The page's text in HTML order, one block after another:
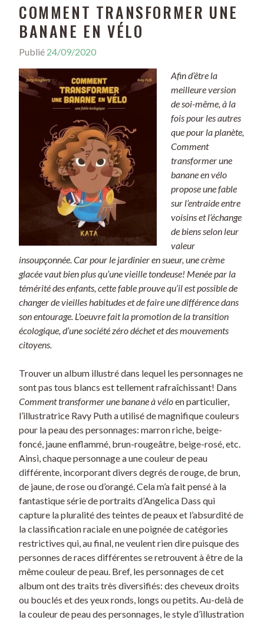
COMMENT TRANSFORMER UNE
BANANE EN VÉLO
Publié 24/09/2020
Afin d’être la
meilleure version
de soi-même, à la
fois pour les autres
que pour la planète,
Comment
transformer une
banane en vélo
propose une fable
sur l’entraide entre
voisins et l’échange
de biens selon leur
valeur
insoupçonnée. Car pour le jardinier en sueur, une crème
glacée vaut bien plus qu’une vieille tondeuse! Menée par la
témérité des enfants, cette fable prouve qu’il est possible de
changer de vieilles habitudes et de faire une différence dans
son entourage. L’oeuvre fait la promotion de la transition
écologique, d’une société zéro déchet et des mouvements
citoyens.
Trouver un album illustré dans lequel les personnages ne
sont pas tous blancs est tellement rafraîchissant! Dans
Comment transformer une banane à véloen particulier,
l’illustratrice Ravy Puth a utilisé de magnifique couleurs
pour la peau des personnages: marron riche, beige-
foncé, jaune enflammé, brun-rougeâtre, beige-rosé, etc.
Ainsi, chaque personnage a une couleur de peau
différente, incorporant divers degrés de rouge, de brun,
de jaune, de rose ou d’orangé. Cela m’a fait pensé à la
fantastique série de portraits d’Angelica Dass qui
capture la pluralité des teintes de peaux et l’absurdité de
la classification raciale en une poignée de catégories
restrictives qui, au final, ne veulent rien dire puisque des
personnes de races différentes se retrouvent à être de la
même couleur de peau. Bref, les personnages de cet
album ont des traits très diversifiés: des cheveux droits
ou bouclés et des yeux ronds, longs ou petits. Au-delà de
la couleur de peau des personnages, le style d’illustration